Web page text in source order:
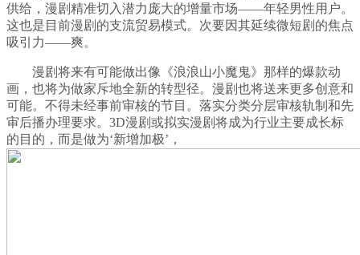
供给，漫剧精准切入潜力庞大的增量市场——年轻男性用户。
这也是目前漫剧的支流贸易模式。次要因其延续微短剧的焦点
吸引力——爽。
漫剧将来有可能做出像《浪浪山小魔鬼》那样的爆款动
画，也将为做家斥地全新的转型径。漫剧也将送来更多创意和
可能。不得未经事前审核的节目。落实分类分层审核轨制和先
审后播办理要求。3D漫剧或拟实漫剧将成为行业主要成长标
的目的，而是做为‘新增加极’，